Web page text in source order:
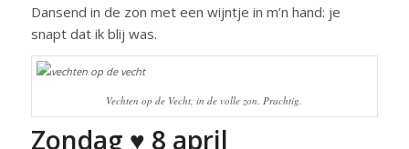
Dansend in de zon met een wijntje in m’n hand: je
snapt dat ik blij was.
Vechten op de Vecht, in de volle zon. Prachtig.
Zondag ♥ 8 april